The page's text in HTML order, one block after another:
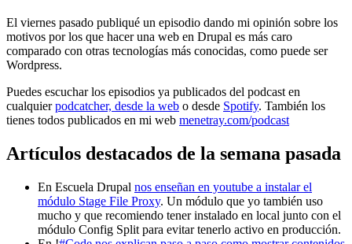
El viernes pasado publiqué un episodio dando mi opinión sobre los
motivos por los que hacer una web en Drupal es más caro
comparado con otras tecnologías más conocidas, como puede ser
Wordpress.
Puedes escuchar los episodios ya publicados del podcast en
cualquierpodcatcher, desde la web o desde Spotify. También los
tienes todos publicados en mi web menetray.com/podcast
Artículos destacados de la semana pasada
En Escuela Drupal nos enseñan en youtube a instalar el
módulo Stage File Proxy. Un módulo que yo también uso
mucho y que recomiendo tener instalado en local junto con el
módulo Config Split para evitar tenerlo activo en producción.